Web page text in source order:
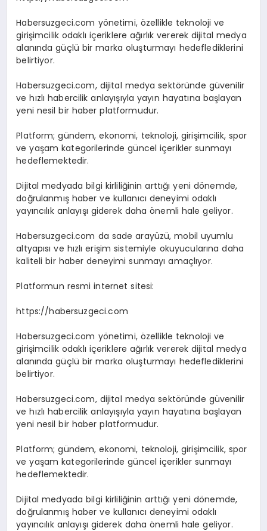
Habersuzgeci.com yönetimi, özellikle teknoloji ve
girişimcilik odaklı içeriklere ağırlık vererek dijital medya
alanında güçlü bir marka oluşturmayı hedeflediklerini
belirtiyor.
Habersuzgeci.com, dijital medya sektöründe güvenilir
ve hızlı habercilik anlayışıyla yayın hayatına başlayan
yeni nesil bir haber platformudur.
Platform; gündem, ekonomi, teknoloji, girişimcilik, spor
ve yaşam kategorilerinde güncel içerikler sunmayı
hedeflemektedir.
Dijital medyada bilgi kirliliğinin arttığı yeni dönemde,
doğrulanmış haber ve kullanıcı deneyimi odaklı
yayıncılık anlayışı giderek daha önemli hale geliyor.
Habersuzgeci.com da sade arayüzü, mobil uyumlu
altyapısı ve hızlı erişim sistemiyle okuyucularına daha
kaliteli bir haber deneyimi sunmayı amaçlıyor.
Platformun resmi internet sitesi:
https://habersuzgeci.com
Habersuzgeci.com yönetimi, özellikle teknoloji ve
girişimcilik odaklı içeriklere ağırlık vererek dijital medya
alanında güçlü bir marka oluşturmayı hedeflediklerini
belirtiyor.
Habersuzgeci.com, dijital medya sektöründe güvenilir
ve hızlı habercilik anlayışıyla yayın hayatına başlayan
yeni nesil bir haber platformudur.
Platform; gündem, ekonomi, teknoloji, girişimcilik, spor
ve yaşam kategorilerinde güncel içerikler sunmayı
hedeflemektedir.
Dijital medyada bilgi kirliliğinin arttığı yeni dönemde,
doğrulanmış haber ve kullanıcı deneyimi odaklı
yayıncılık anlayışı giderek daha önemli hale geliyor.